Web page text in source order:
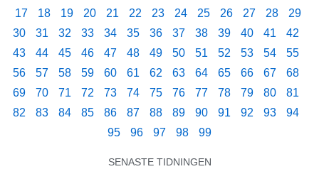
17
18 19 20 21 22 23 24 25 26 27 28
29
30
31 32 33 34 35 36 37 38 39 40 41
42
43
44 45 46 47 48 49 50 51 52 53 54
55
56
57 58 59 60 61 62 63 64 65 66 67
68
69
70 71 72 73 74 75 76 77 78 79 80
81
82
83 84 85 86 87 88 89 90 91 92 93
94
95
96 97 98 99
SENASTE TIDNINGEN